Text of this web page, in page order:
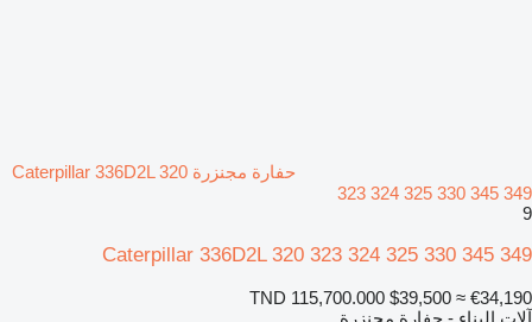
حفارة مجنزرة Caterpillar 336D2L 320
323 324 325 330 345 349
9
Caterpillar 336D2L 320 323 324 325 330 345 349
TND 115,700.000 $39,500 ≈ €34,190
آلات البناء - حفارة مجنزرة